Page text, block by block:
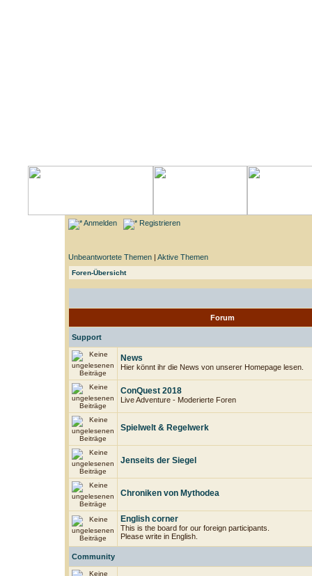
Anmelden Registrieren
Unbeantwortete Themen | Aktive Themen
Foren-Übersicht
Forum
Support
News
Hier könnt ihr die News von unserer Homepage lesen.
ConQuest 2018
Live Adventure - Moderierte Foren
Spielwelt & Regelwerk
Jenseits der Siegel
Chroniken von Mythodea
English corner
This is the board for our foreign participants.
Please write in English.
Community